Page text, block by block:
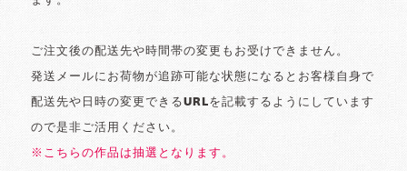
ご注文後の配送先や時間帯の変更もお受けできません。
発送メールにお荷物が追跡可能な状態になるとお客様自身で
配送先や日時の変更できるURLを記載するようにしています
ので是非ご活用ください。
※こちらの作品は抽選となります。